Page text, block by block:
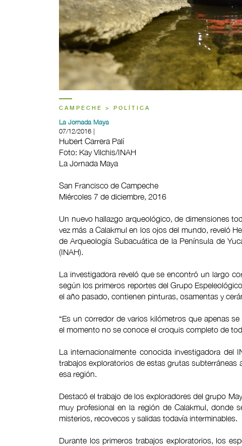
CAMPECHE > POLÍTICA
La Jornada Maya
07/12/2016 |
Hubert Carrera Palí
Foto: Kay Vilchis/INAH
La Jornada Maya
San Francisco de Campeche
Miércoles 7 de diciembre, 2016
Un nuevo hallazgo arqueológico, de dimensiones
vez más a Calakmul en los ojos del mundo, reveló
de Arqueología Subacuática de la Península de
(INAH).
La investigadora reveló que se encontró un largo
según los primeros reportes del Grupo
el año pasado, contienen pinturas, osamentas y
“Es un corredor de varios kilómetros que apenas
el momento no se conoce el croquis completo de
La internacionalmente conocida investigadora del
trabajos exploratorios de estas grutas subterráneas
esa región.
Destacó el trabajo de los exploradores del grupo
muy profesional en la región de Calakmul, donde
misterios, recovecos y salidas todavía interminables.
Durante los primeros trabajos exploratorios, los